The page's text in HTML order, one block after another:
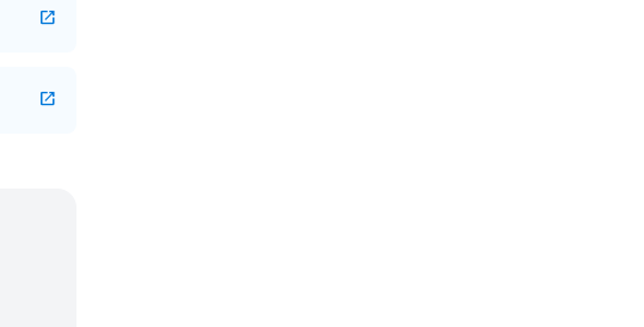
open_in_new
open_in_new